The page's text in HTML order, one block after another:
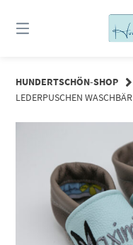
zum
Inhalt
HUNDERTSCHÖN-SHOP
LEDERPUSCHEN WASCHBÄR